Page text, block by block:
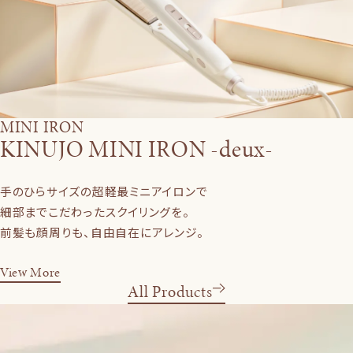
MINI IRON
KINUJO MINI IRON -deux-
手のひらサイズの超軽最ミニアイロンで
細部までこだわったスクイリングを。
前髪も顔周りも、自由自在にアレンジ。
View More
All Products